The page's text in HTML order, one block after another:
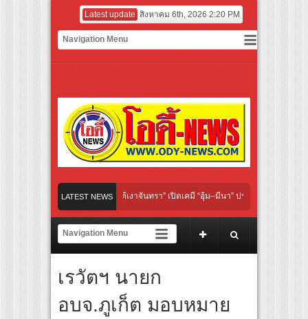
Latest update สิงหาคม 6th, 2026 2:20 PM
LATEST NEWS
“Under Her Rules ใต้เงาจันทรา” เปิดเคมี “อุ้ม–มีนา” ประกบคู่ครั้งสำคัญ ชวนแฟนปัก
กอาย เลิกเงียบ เลิกชะล่าใจ” เรื่อง HPV ในแคมเปญ “HPV ไม่เป็นไร…ไม่ได้”
ชียร์ สู่ทีมชาติไทย ชวนแฟนลูกยางใกล้ชิดนักตบสาวทีมชาติไทย 15 ส.ค.นี้
ระดับโลก “ปู่ม่านย่าม่าน” เรียนรู้นวัตกรรมผักเชียงดาใน “หอมแผ่นดินฯ”
กษ์ ‘คุณยายวรนาฏ’ (INHERIT) เตรียมคายตะขาบหนังไทยในรอบปฐมทัศน์โลก ณ เ
สุดชีวิต โกนหัวรับบทแม่ชี นำทีมนักแสดงประชันความสยอง!
เรวัตฯ นายก
อบจ.ภูเก็ต มอบหมาย